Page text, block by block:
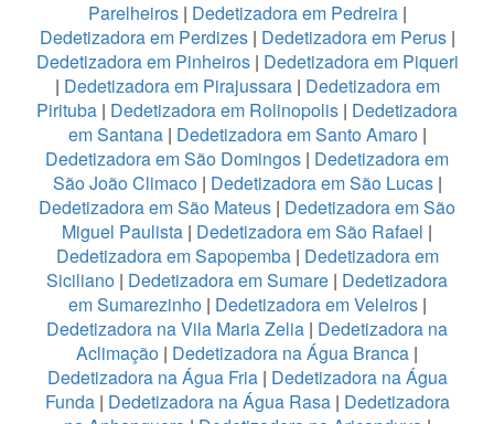
Parelheiros| Dedetizadora em Pedreira|
Dedetizadora em Perdizes| Dedetizadora em Perus|
Dedetizadora em Pinheiros| Dedetizadora em Piqueri
| Dedetizadora em Pirajussara| Dedetizadora em
Pirituba | Dedetizadora em Rolinopolis | Dedetizadora
em Santana| Dedetizadora em Santo Amaro|
Dedetizadora em São Domingos | Dedetizadora em
São João Climaco| Dedetizadora em São Lucas|
Dedetizadora em São Mateus | Dedetizadora em São
Miguel Paulista | Dedetizadora em São Rafael |
Dedetizadora em Sapopemba | Dedetizadora em
Siciliano | Dedetizadora em Sumare | Dedetizadora
em Sumarezinho| Dedetizadora em Veleiros|
Dedetizadora na Vila Maria Zelia | Dedetizadora na
Aclimação | Dedetizadora na Água Branca |
Dedetizadora na Água Fria| Dedetizadora na Água
Funda| Dedetizadora na Água Rasa | Dedetizadora